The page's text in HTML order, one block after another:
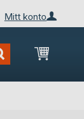
Mitt konto
Min